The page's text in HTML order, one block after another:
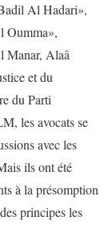
Al Hadari»,
Oumma»,
Manar, Alaâ
et du
du Parti
les avocats se
avec les
ils ont été
à la présomption
principes les